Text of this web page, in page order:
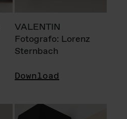
VALENTIN
Fotografo: Lorenz
Sternbach
Download